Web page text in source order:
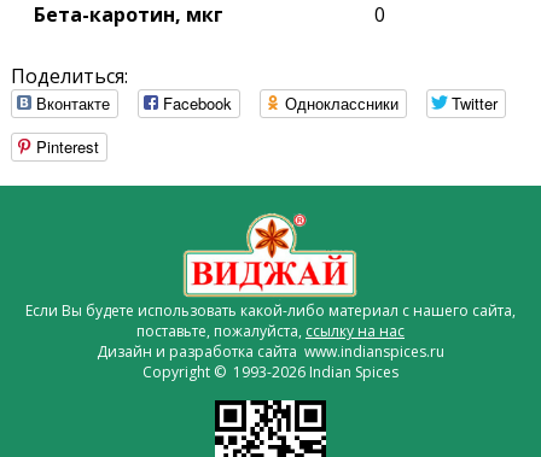
Бета-каротин, мкг 0
Поделиться:
Вконтакте Facebook Одноклассники
Twitter
Pinterest
Если Вы будете использовать какой-либо материал с нашего сайта,
поставьте, пожалуйста, ссылку на нас
Дизайн и разработка сайта www.indianspices.ru
Copyright © 1993-2026 Indian Spices